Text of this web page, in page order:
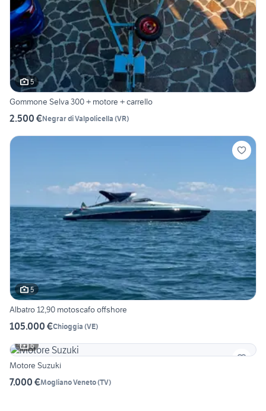
5
Gommone Selva 300 + motore + carrello
2.500 €Negrar di Valpolicella (VR)
5
Albatro 12,90 motoscafo offshore
105.000 €Chioggia (VE)
6
Motore Suzuki
7.000 €Mogliano Veneto(TV)